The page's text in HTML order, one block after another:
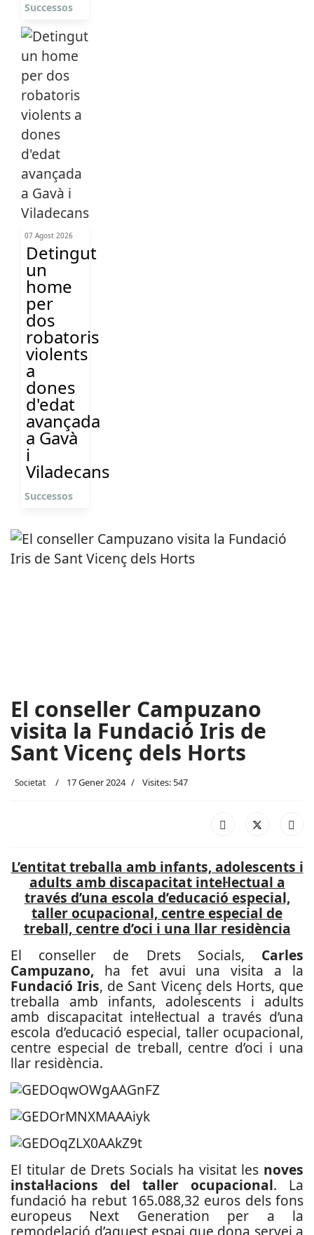
Successos
07 Agost 2026
Detingut
un
home
per
dos
robatoris
violents
a
dones
d'edat
avançada
a Gavà
i
Viladecans
Successos
El conseller Campuzano
visita la Fundació Iris de
Sant Vicenç dels Horts
Societat 17 Gener 2024 Visites: 547
L’entitat treballa amb infants, adolescents i
adults amb discapacitat intel·lectual a
través d’una escola d’educació especial,
taller ocupacional, centre especial de
treball, centre d’oci i una llar residència
El conseller de Drets Socials, Carles
Campuzano, ha fet avui una visita a la
Fundació Iris, de Sant Vicenç dels Horts, que
treballa amb infants, adolescents i adults
amb discapacitat intel·lectual a través d’una
escola d’educació especial, taller ocupacional,
centre especial de treball, centre d’oci i una
llar residència.
El titular de Drets Socials ha visitat les noves
instal·lacions del taller ocupacional. La
fundació ha rebut 165.088,32 euros dels fons
europeus Next Generation per a la
remodelació d’aquest espai que dona servei a